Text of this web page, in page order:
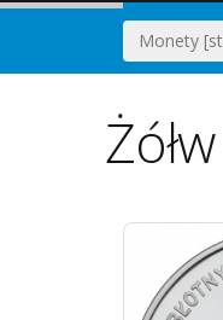
Monety